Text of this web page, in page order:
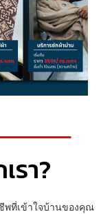
รา?
พที่เข้าใจบ้านของคุณ